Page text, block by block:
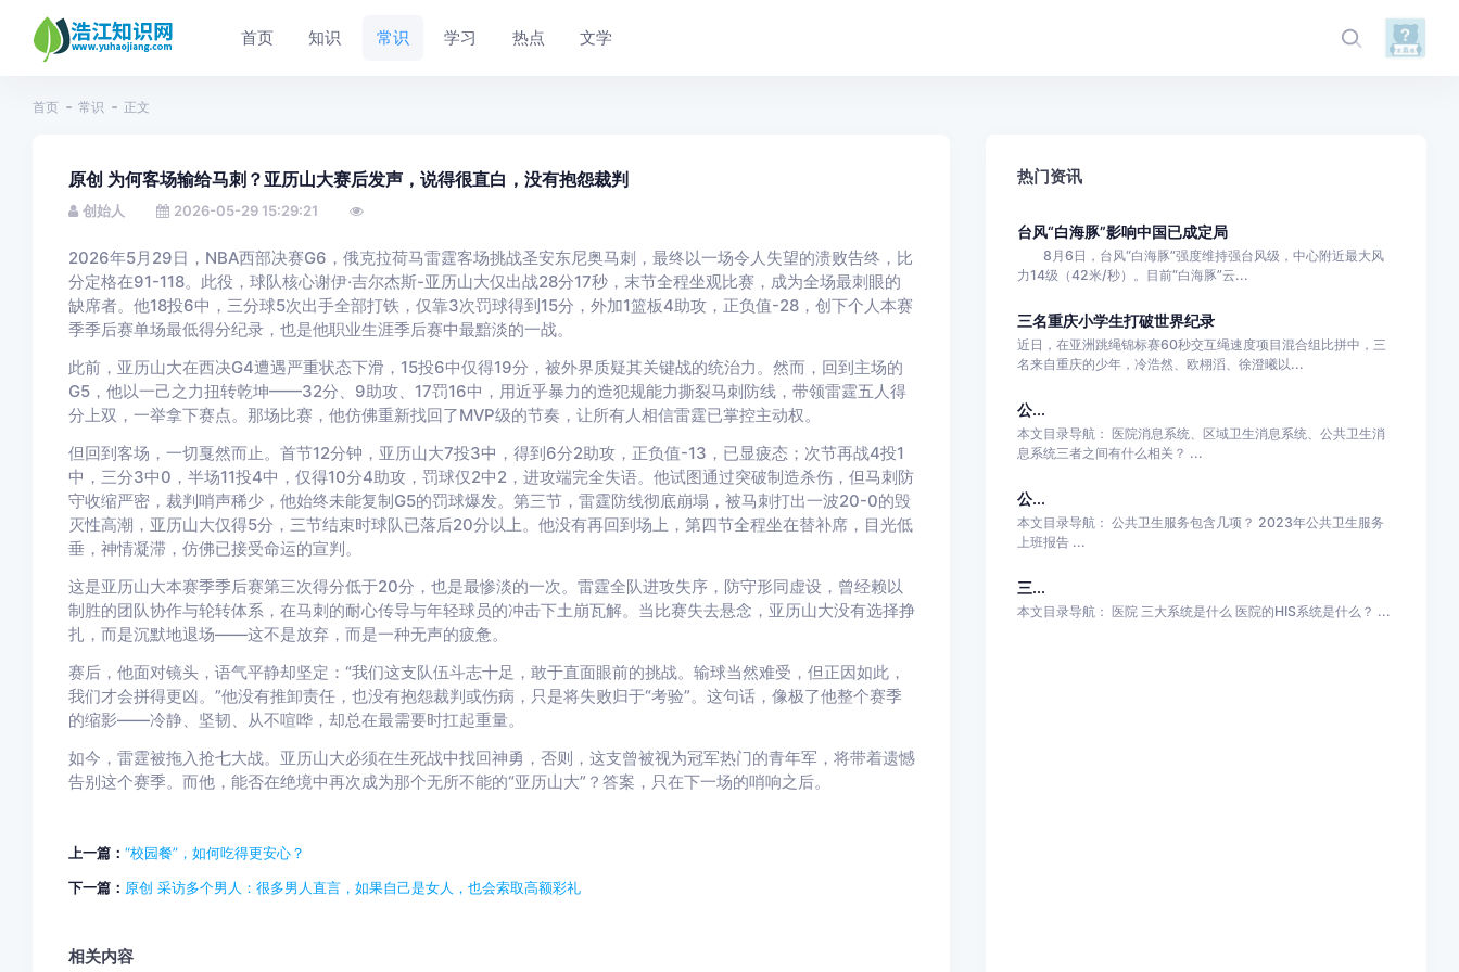
首页 知识 常识 学习 热点 文学
首页 常识 正文
原创 为何客场输给马刺？亚历山大赛后发声，说得很直白，没有抱怨裁判
创始人 2026-05-29 15:29:21
2026年5月29日，NBA西部决赛G6，俄克拉荷马雷霆客场挑战圣安东尼奥马刺，最终以一场令人失望的溃败告终，比
分定格在91-118。此役，球队核心谢伊·吉尔杰斯-亚历山大仅出战28分17秒，末节全程坐观比赛，成为全场最刺眼的
缺席者。他18投6中，三分球5次出手全部打铁，仅靠3次罚球得到15分，外加1篮板4助攻，正负值-28，创下个人本赛
季季后赛单场最低得分纪录，也是他职业生涯季后赛中最黯淡的一战。
此前，亚历山大在西决G4遭遇严重状态下滑，15投6中仅得19分，被外界质疑其关键战的统治力。然而，回到主场的
G5，他以一己之力扭转乾坤——32分、9助攻、17罚16中，用近乎暴力的造犯规能力撕裂马刺防线，带领雷霆五人得
分上双，一举拿下赛点。那场比赛，他仿佛重新找回了MVP级的节奏，让所有人相信雷霆已掌控主动权。
但回到客场，一切戛然而止。首节12分钟，亚历山大7投3中，得到6分2助攻，正负值-13，已显疲态；次节再战4投1
中，三分3中0，半场11投4中，仅得10分4助攻，罚球仅2中2，进攻端完全失语。他试图通过突破制造杀伤，但马刺防
守收缩严密，裁判哨声稀少，他始终未能复制G5的罚球爆发。第三节，雷霆防线彻底崩塌，被马刺打出一波20-0的毁
灭性高潮，亚历山大仅得5分，三节结束时球队已落后20分以上。他没有再回到场上，第四节全程坐在替补席，目光低
垂，神情凝滞，仿佛已接受命运的宣判。
这是亚历山大本赛季季后赛第三次得分低于20分，也是最惨淡的一次。雷霆全队进攻失序，防守形同虚设，曾经赖以
制胜的团队协作与轮转体系，在马刺的耐心传导与年轻球员的冲击下土崩瓦解。当比赛失去悬念，亚历山大没有选择挣
扎，而是沉默地退场——这不是放弃，而是一种无声的疲惫。
赛后，他面对镜头，语气平静却坚定：“我们这支队伍斗志十足，敢于直面眼前的挑战。输球当然难受，但正因如此，
我们才会拼得更凶。”他没有推卸责任，也没有抱怨裁判或伤病，只是将失败归于“考验”。这句话，像极了他整个赛季
的缩影——冷静、坚韧、从不喧哗，却总在最需要时扛起重量。
如今，雷霆被拖入抢七大战。亚历山大必须在生死战中找回神勇，否则，这支曾被视为冠军热门的青年军，将带着遗憾
告别这个赛季。而他，能否在绝境中再次成为那个无所不能的“亚历山大”？答案，只在下一场的哨响之后。
上一篇： “校园餐”，如何吃得更安心？
下一篇： 原创 采访多个男人：很多男人直言，如果自己是女人，也会索取高额彩礼
相关内容
热门资讯
台风“白海豚”影响中国已成定局
8月6日，台风“白海豚”强度维持强台风级，中心附近最大风
力14级（42米/秒）。目前“白海豚”云...
三名重庆小学生打破世界纪录
近日，在亚洲跳绳锦标赛60秒交互绳速度项目混合组比拼中，三
名来自重庆的少年，冷浩然、欧栩滔、徐澄曦以...
公...
本文目录导航： 医院消息系统、区域卫生消息系统、公共卫生消
息系统三者之间有什么相关？ ...
公...
本文目录导航： 公共卫生服务包含几项？ 2023年公共卫生服务
上班报告 ...
三...
本文目录导航： 医院 三大系统是什么 医院的HIS系统是什么？ ...